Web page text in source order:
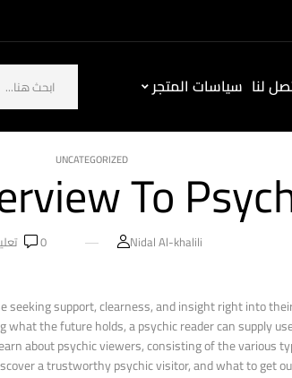
لنا سياسات المتجر
UNCATEGORIZEDTo
Nidal Al-khalili
0
seeking support, clearness, and insight right into
the future holds, a psychic reader can supply
about psychic viewers, consisting of the various
a trustworthy psychic visitor, and what to get